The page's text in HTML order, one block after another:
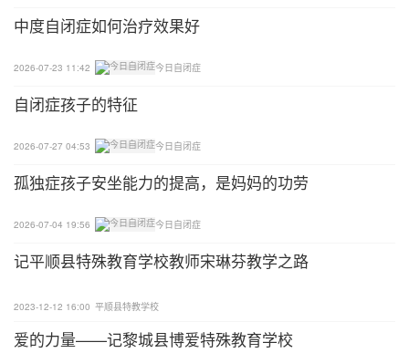
中度自闭症如何治疗效果好
2026-07-23 11:42 今日自闭症
自闭症孩子的特征
2026-07-27 04:53 今日自闭症
孤独症孩子安坐能力的提高，是妈妈的功劳
2026-07-04 19:56 今日自闭症
记平顺县特殊教育学校教师宋琳芬教学之路
2023-12-12 16:00 平顺县特教学校
爱的力量——记黎城县博爱特殊教育学校